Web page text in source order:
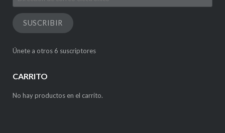
de
correo
electrónico
SUSCRIBIR
Únete a otros 6 suscriptores
CARRITO
No hay productos en el carrito.